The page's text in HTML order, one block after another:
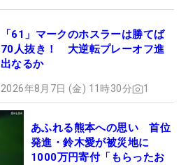
「61」マークのホスラーは勝てば
70人抜き！ 大逆転プレーオフ進
出なるか
2026年8月7日 (金) 11時30分 1
あふれる熊本への思い 首位
発進・鈴木愛が被災地に
1000万円寄付「もらったお